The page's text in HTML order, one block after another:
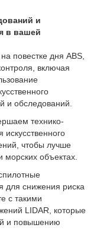
и
в вашей
повестке дня ABS,
включая
и обследований.
технико-
чтобы лучше
объектах.
для снижения риска
с такими
LIDAR, которые
и повышению